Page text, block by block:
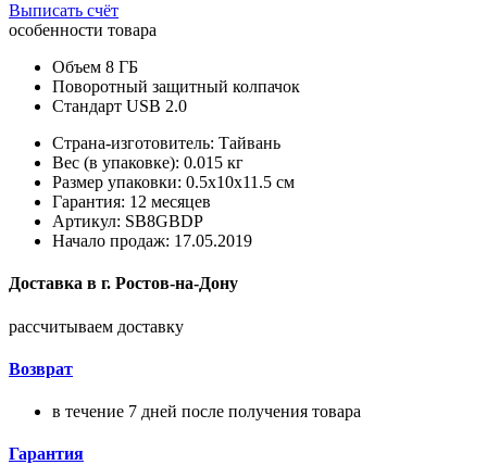
Выписать счёт
особенности товара
Объем 8 ГБ
Поворотный защитный колпачок
Стандарт USB 2.0
Страна-изготовитель: Тайвань
Вес (в упаковке): 0.015 кг
Размер упаковки: 0.5x10x11.5 см
Гарантия: 12 месяцев
Артикул: SB8GBDP
Начало продаж: 17.05.2019
Доставка в г. Ростов-на-Дону
рассчитываем доставку
Возврат
в течение 7 дней после получения товара
Гарантия